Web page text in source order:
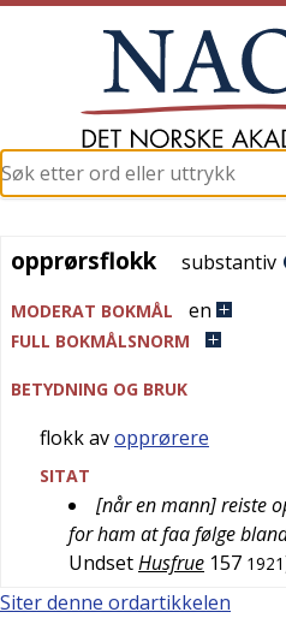
opprørsflokk
opprørsflokk substantiv
MODERAT BOKMÅL en
FULL BOKMÅLSNORM
BETYDNING OG BRUK
flokk avopprørere
SITAT
[når en mann] reiste
for ham at faa følge
UndsetHusfrue 157 1921
Siter denne ordartikkelen